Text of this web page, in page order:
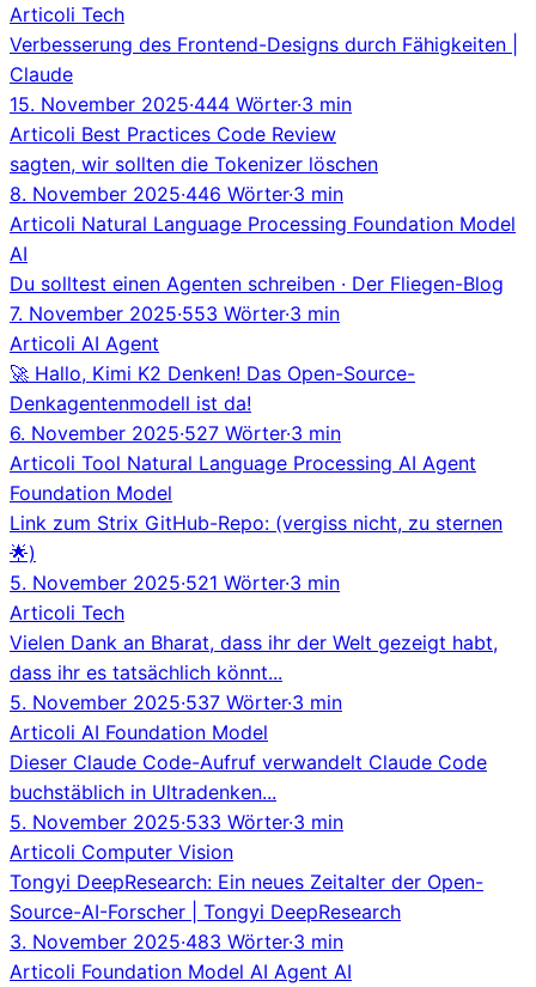
Articoli Tech
Verbesserung des Frontend-Designs durch Fähigkeiten |
Claude
15. November 2025·444 Wörter·3 min
Articoli Best Practices Code Review
sagten, wir sollten die Tokenizer löschen
8. November 2025·446 Wörter·3 min
Articoli Natural Language Processing Foundation Model
AI
Du solltest einen Agenten schreiben · Der Fliegen-Blog
7. November 2025·553 Wörter·3 min
Articoli AI Agent
🚀 Hallo, Kimi K2 Denken! Das Open-Source-
Denkagentenmodell ist da!
6. November 2025·527 Wörter·3 min
Articoli Tool Natural Language Processing AI Agent
Foundation Model
Link zum Strix GitHub-Repo: (vergiss nicht, zu sternen
🌟)
5. November 2025·521 Wörter·3 min
Articoli Tech
Vielen Dank an Bharat, dass ihr der Welt gezeigt habt,
dass ihr es tatsächlich könnt...
5. November 2025·537 Wörter·3 min
Articoli AI Foundation Model
Dieser Claude Code-Aufruf verwandelt Claude Code
buchstäblich in Ultradenken...
5. November 2025·533 Wörter·3 min
Articoli Computer Vision
Tongyi DeepResearch: Ein neues Zeitalter der Open-
Source-AI-Forscher | Tongyi DeepResearch
3. November 2025·483 Wörter·3 min
Articoli Foundation Model AI Agent AI